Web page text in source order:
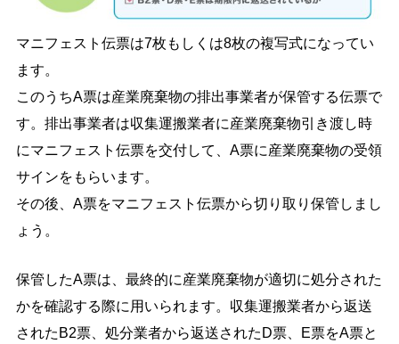
マニフェスト伝票は7枚もしくは8枚の複写式になってい
ます。
このうちA票は産業廃棄物の排出事業者が保管する伝票で
す。排出事業者は収集運搬業者に産業廃棄物引き渡し時
にマニフェスト伝票を交付して、A票に産業廃棄物の受領
サインをもらいます。
その後、A票をマニフェスト伝票から切り取り保管しまし
ょう。
保管したA票は、最終的に産業廃棄物が適切に処分された
かを確認する際に用いられます。収集運搬業者から返送
されたB2票、処分業者から返送されたD票、E票をA票と